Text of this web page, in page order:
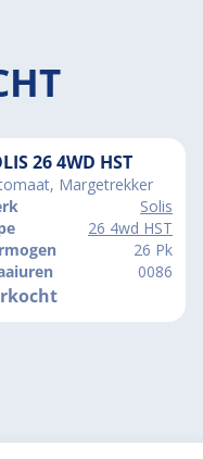
26 4WD HST
Margetrekker
Solis
26 4wd HST
26 Pk
0086